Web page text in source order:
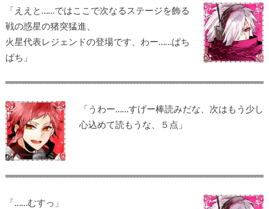
「ええと……ではここで次なるステージを飾る
戦の惑星の猪突猛進、
火星代表レジェンドの登場です、わー……ぱち
ぱち」
「うわー……すげー棒読みだな、次はもう少し
心込めて読もうな、５点」
「……むすっ」